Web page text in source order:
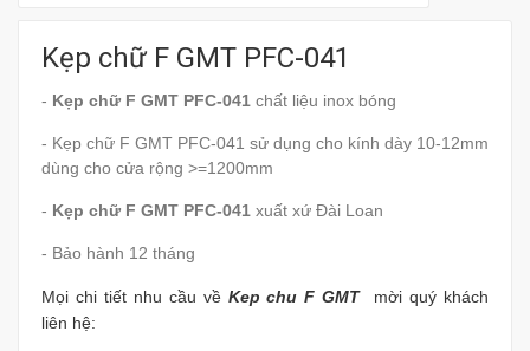
Kẹp chữ F GMT PFC-041
- Kẹp chữ F GMT PFC-041 chất liệu inox bóng
- Kẹp chữ F GMT PFC-041 sử dụng cho kính dày 10-12mm
dùng cho cửa rộng >=1200mm
- Kẹp chữ F GMT PFC-041 xuất xứ Đài Loan
- Bảo hành 12 tháng
Mọi chi tiết nhu cầu về Kep chu F GMT mời quý khách
liên hệ: